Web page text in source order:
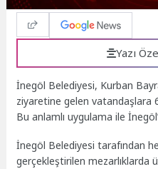
Yazı
İnegöl Belediyesi, Kurban
ziyaretine gelen vatandaşlara
Bu anlamlı uygulama ile
İnegöl Belediyesi tarafından
gerçekleştirilen mezarlıklarda